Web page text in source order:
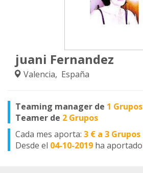
juani Fernandez
Valencia, España
Teaming manager de 1 Grupos
Teamer de 2 Grupos
Cada mes aporta: 3 € a 3 Grupos
Desde el 04-10-2019 ha aportado